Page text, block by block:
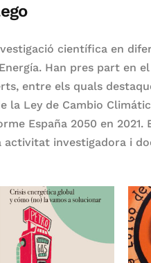
científica en
Han pres part en
entre els quals
la Ley de Cambio
España 2050 en
activitat investigadora i